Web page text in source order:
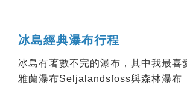
冰島經典瀑布行程
冰島有著數不完的瀑布，其中我最喜
雅蘭瀑布Seljalandsfoss與森林瀑布